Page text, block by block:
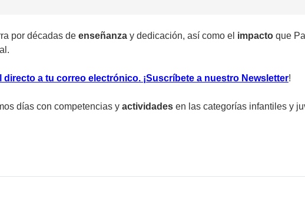
por décadas de enseñanza y dedicación, así como el impacto que
a tu correo electrónico. ¡Suscríbete a nuestro Newsletter!
días con competencias y actividades en las categorías infantiles y